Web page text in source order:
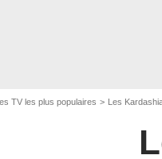
TV les plus populaires Les